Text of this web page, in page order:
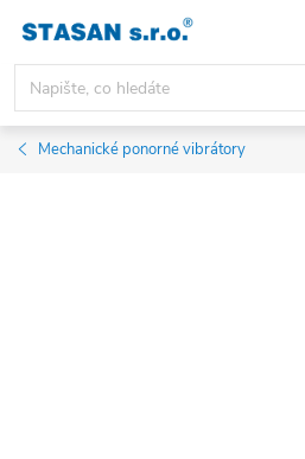
obsah
Mechanické ponorné vibrátory